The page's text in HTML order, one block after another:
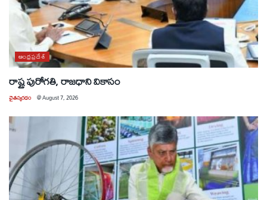
ఆంధ్రప్రదేశ్
రాష్ట్ర పురోగతి, రాజధాని వికాసం
చైతన్యరధం @August 7, 2026